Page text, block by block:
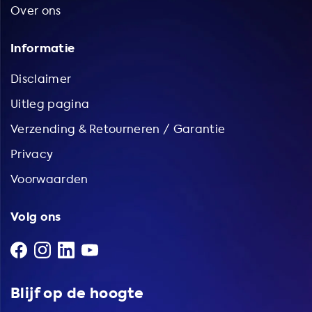
Over ons
Informatie
Disclaimer
Uitleg pagina
Verzending & Retourneren / Garantie
Privacy
Voorwaarden
Volg ons
Blijf op de hoogte